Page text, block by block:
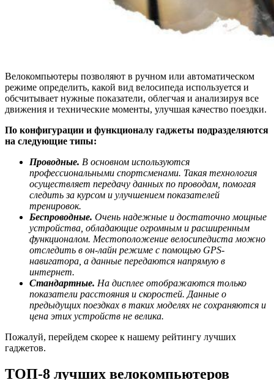
Велокомпьютеры позволяют в ручном или автоматическом
режиме определить, какой вид велосипеда используется и
обсчитывает нужные показатели, облегчая и анализируя все
движения и технические моменты, улучшая качество поездки.
По конфигурации и функционалу гаджеты подразделяются
на следующие типы:
Проводные. В основном используются
профессиональными спортсменами. Такая технология
осуществляет передачу данных по проводам, помогая
следить за курсом и улучшением показателей
тренировок.
Беспроводные. Очень надежные и достаточно мощные
устройства, обладающие огромным и расширенным
функционалом. Местоположение велосипедиста можно
отследить в он-лайн режиме с помощью GPS-
навигатора, а данные передаются напрямую в
интернет.
Стандартные. На дисплее отображаются только
показатели расстояния и скоростей. Данные о
предыдущих поездках в таких моделях не сохраняются и
цена этих устройств не велика.
Пожалуй, перейдем скорее к нашему рейтингу лучших
гаджетов.
ТОП-8 лучших велокомпьютеров